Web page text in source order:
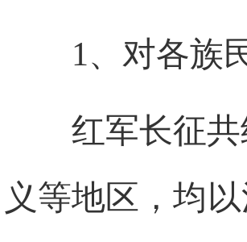
1、对各族
红军长征
义等地区，均